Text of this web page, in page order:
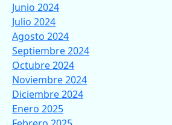
Junio 2024
Julio 2024
Agosto 2024
Septiembre 2024
Octubre 2024
Noviembre 2024
Diciembre 2024
Enero 2025